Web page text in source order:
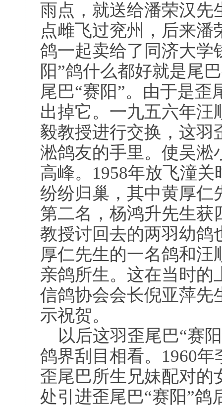
雨点，就送给潘荣汉先
点雌飞过兖州，后来
鸽一起卖给了同济大学
阳”鸽什么都好就是尾
尾巴“赛阳”。由于是
出掉它。一九五六年汪
毅教授进行交换，这羽
淞鸽友的手里。使吴淞
高峰。1958年放飞潼
纷纷归巢，其中黄厚仁
第二名，杨鸿升先生获
教授讨回去的两羽幼鸽
厚仁先生的一名鸽和
亲鸽所生。这在当时的
信鸽协会会长倪亚萍先
示祝贺。
以后这羽歪尾巴“赛
鸽界刮目相看。1960
歪尾巴所生兄妹配对的
处引进歪尾巴“赛阳”鸽